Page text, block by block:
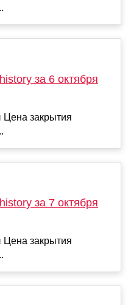
за 6 октября
Цена закрытия
за 7 октября
Цена закрытия